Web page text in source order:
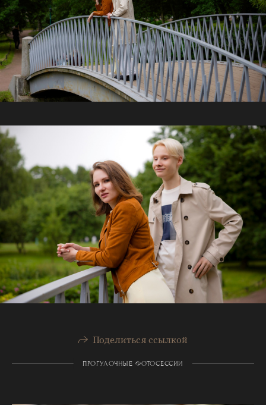
Поделиться ссылкой
ПРОГУЛОЧНЫЕ ФОТОСЕССИИ